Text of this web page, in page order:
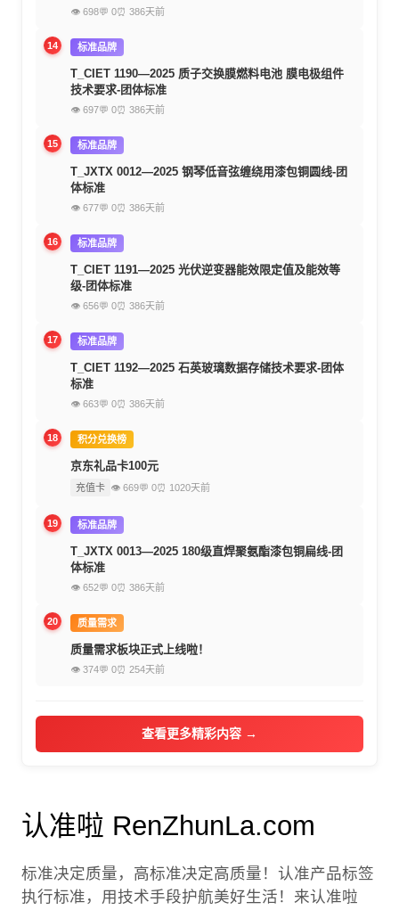
👁 698💬 0⏰ 386天前
14 标准品牌
T_CIET 1190—2025 质子交换膜燃料电池 膜电极组件
技术要求-团体标准
👁 697💬 0⏰ 386天前
15 标准品牌
T_JXTX 0012—2025 钢琴低音弦缠绕用漆包铜圆线-团
体标准
👁 677💬 0⏰ 386天前
16 标准品牌
T_CIET 1191—2025 光伏逆变器能效限定值及能效等
级-团体标准
👁 656💬 0⏰ 386天前
17 标准品牌
T_CIET 1192—2025 石英玻璃数据存储技术要求-团体
标准
👁 663💬 0⏰ 386天前
18 积分兑换榜
京东礼品卡100元
充值卡 👁 669💬 0⏰ 1020天前
19 标准品牌
T_JXTX 0013—2025 180级直焊聚氨酯漆包铜扁线-团
体标准
👁 652💬 0⏰ 386天前
20 质量需求
质量需求板块正式上线啦！
👁 374💬 0⏰ 254天前
查看更多精彩内容 →
认准啦 RenZhunLa.com
标准决定质量，高标准决定高质量！认准产品标签
执行标准，用技术手段护航美好生活！来认准啦